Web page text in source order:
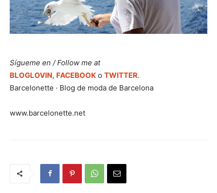
Sígueme en / Follow me at
BLOGLOVIN, FACEBOOK o TWITTER.
Barcelonette · Blog de moda de Barcelona
www.barcelonette.net